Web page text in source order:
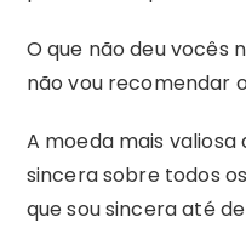
O que não deu vocês
não vou recomendar
A moeda mais valiosa
sincera sobre todos
que sou sincera até